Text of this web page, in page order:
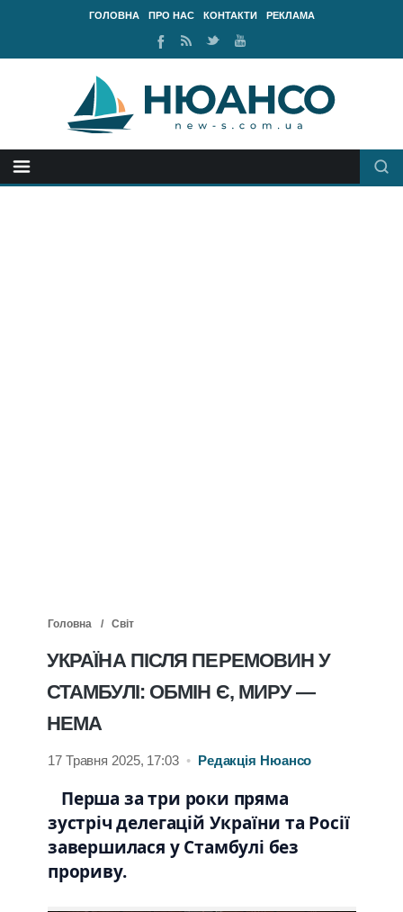
ГОЛОВНА ПРО НАС КОНТАКТИ РЕКЛАМА
Ми
у
RSS
стрічка
Ми
Наш
канал
Головна Світ
УКРАЇНА ПІСЛЯ ПЕРЕМОВИН У
СТАМБУЛІ: ОБМІН Є, МИРУ —
НЕМА
17 Травня 2025, 17:03 • Редакція Нюансо
Перша за три роки пряма
зустріч делегацій України та Росії
завершилася у Стамбулі без
прориву.